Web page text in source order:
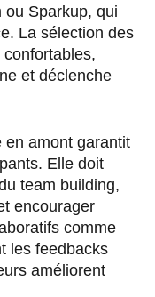
ou Sparkup, qui
La sélection des
confortables,
et déclenche
en amont garantit
Elle doit
team building,
encourager
comme
les feedbacks
améliorent